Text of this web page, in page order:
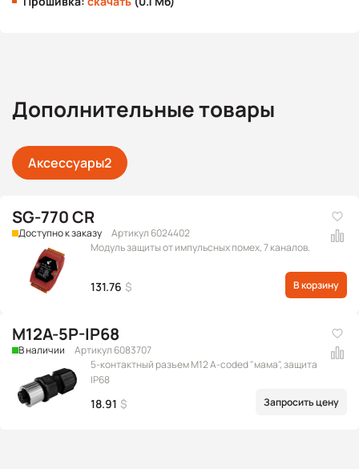
Дополнительные товары
Аксессуары2
SG-770 CR
Доступно к заказу
Артикул 6024402
Модуль защиты от импульсных помех, 7 каналов.
131.76 $ В корзину
M12A-5P-IP68
В наличии
Артикул 6083707
5-контактный разъем M12 A-coded "мама", защита
IP68
18.91 $ Запросить цену